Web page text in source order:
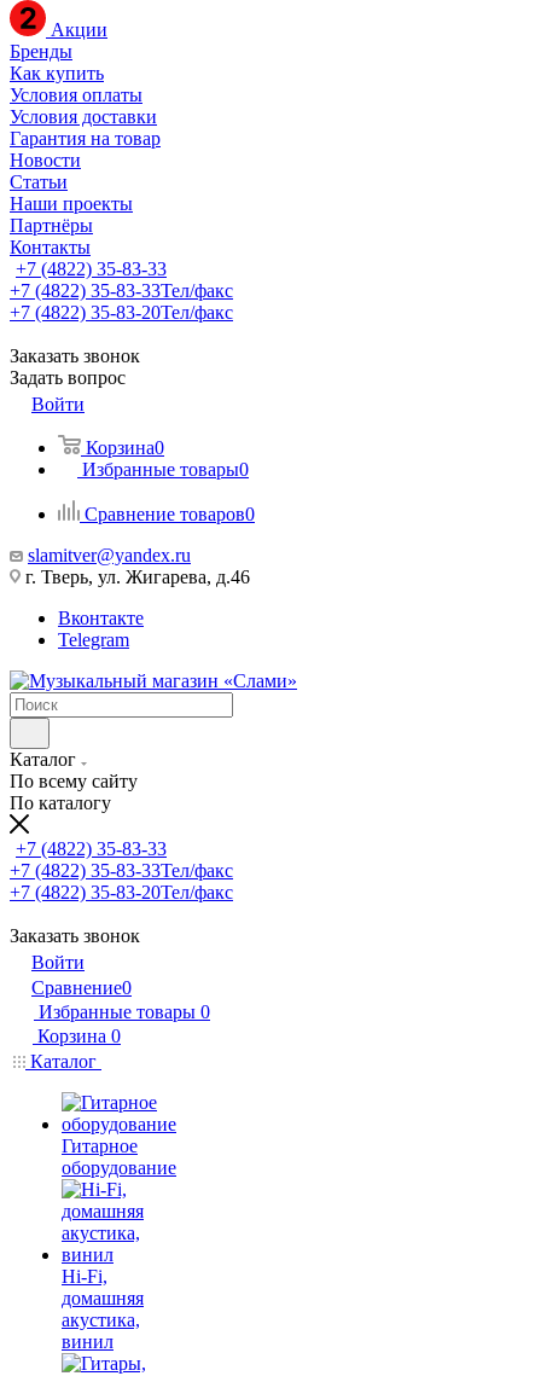
Акции
Бренды
Как купить
Условия оплаты
Условия доставки
Гарантия на товар
Новости
Статьи
Наши проекты
Партнёры
Контакты
+7 (4822) 35-83-33
+7 (4822) 35-83-33Тел/факс
+7 (4822) 35-83-20Тел/факс
Заказать звонок
Задать вопрос
Войти
Корзина0
Избранные товары0
Сравнение товаров0
slamitver@yandex.ru
г. Тверь, ул. Жигарева, д.46
Вконтакте
Telegram
Каталог
По всему сайту
По каталогу
+7 (4822) 35-83-33
+7 (4822) 35-83-33Тел/факс
+7 (4822) 35-83-20Тел/факс
Заказать звонок
Войти
Сравнение0
Избранные товары 0
Корзина 0
Каталог
Гитарное
оборудование
Hi-Fi,
домашняя
акустика,
винил